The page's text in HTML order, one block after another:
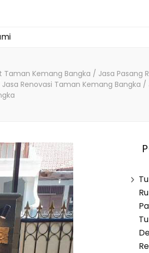
Kemang Bangka / Jasa Pasang
Renovasi Taman Kemang Bangka